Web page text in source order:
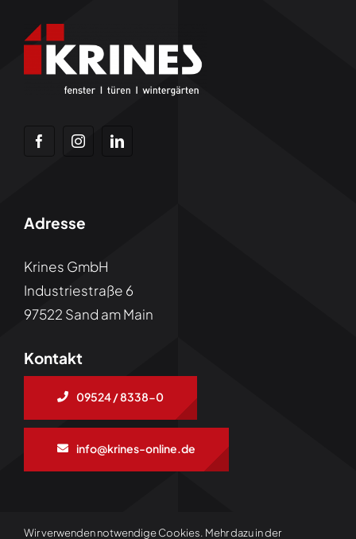
Adresse
Krines GmbH
Industriestraße 6
97522 Sand am Main
Kontakt
09524 / 8338-0
info@krines-online.de
Wir verwenden notwendige Cookies. Mehr dazu in der